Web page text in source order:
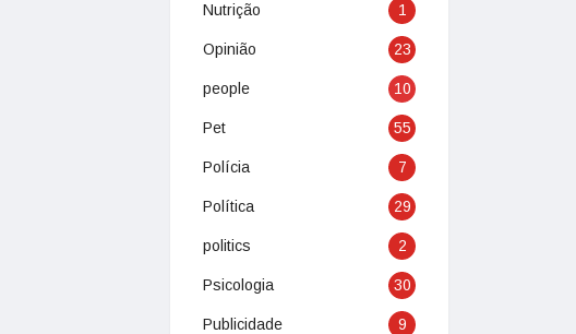
Nutrição 1
Opinião 23
people 10
Pet 55
Polícia 7
Política 29
politics 2
Psicologia 30
Publicidade 9